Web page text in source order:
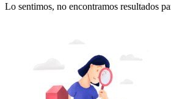
Lo sentimos, no encontramos resultados